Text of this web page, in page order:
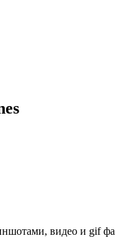
видео и gif